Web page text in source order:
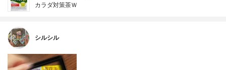
カラダ対策茶Ｗ
シルシル